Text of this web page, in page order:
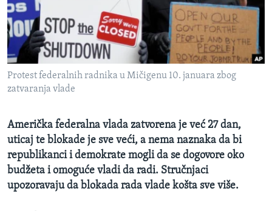
MAGAZIN
O GLASU AMERIKE
Learning English
PRATITE NAS
Jezici
Protest federalnih radnika u Mičigenu 10. januara zbog
zatvaranja vlade
Američka federalna vlada zatvorena je već 27 dan,
uticaj te blokade je sve veći, a nema naznaka da bi
republikanci i demokrate mogli da se dogovore oko
budžeta i omoguće vladi da radi. Stručnjaci
upozoravaju da blokada rada vlade košta sve više.